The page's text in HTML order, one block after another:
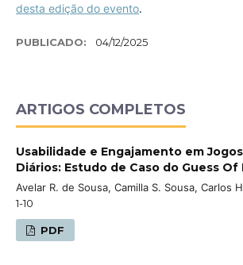
desta edição do evento.
PUBLICADO: 04/12/2025
ARTIGOS COMPLETOS
Usabilidade e Engajamento em
Diários: Estudo de Caso do Guess Of
Avelar R. de Sousa, Camilla S. Sousa, Carlos
1-10
PDF